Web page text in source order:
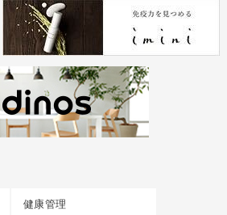
健康管理